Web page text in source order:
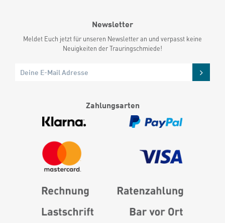
Newsletter
Meldet Euch jetzt für unseren Newsletter an und verpasst keine
Neuigkeiten der Trauringschmiede!
Zahlungsarten